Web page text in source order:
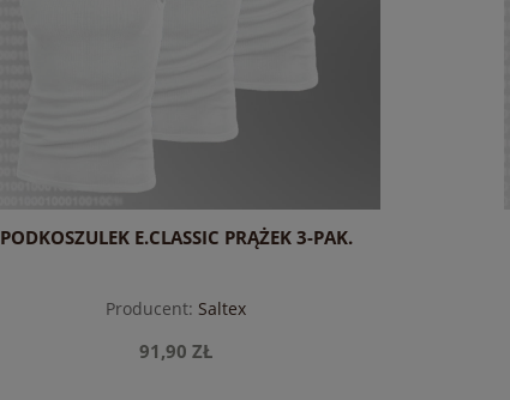
PODKOSZULEK E.CLASSIC PRĄŻEK 3-PAK.
Producent: Saltex
91,90 ZŁ